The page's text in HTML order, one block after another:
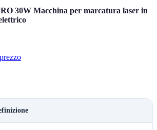
30W Macchina per marcatura laser in